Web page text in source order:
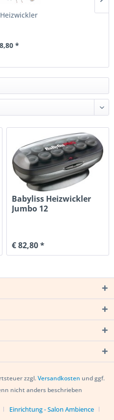
*
Babyliss Heizwickler
Jumbo 12
€ 82,80 *
zzgl.Versandkosten und ggf.
nicht anders beschrieben
Einrichtung - Salon Ambience